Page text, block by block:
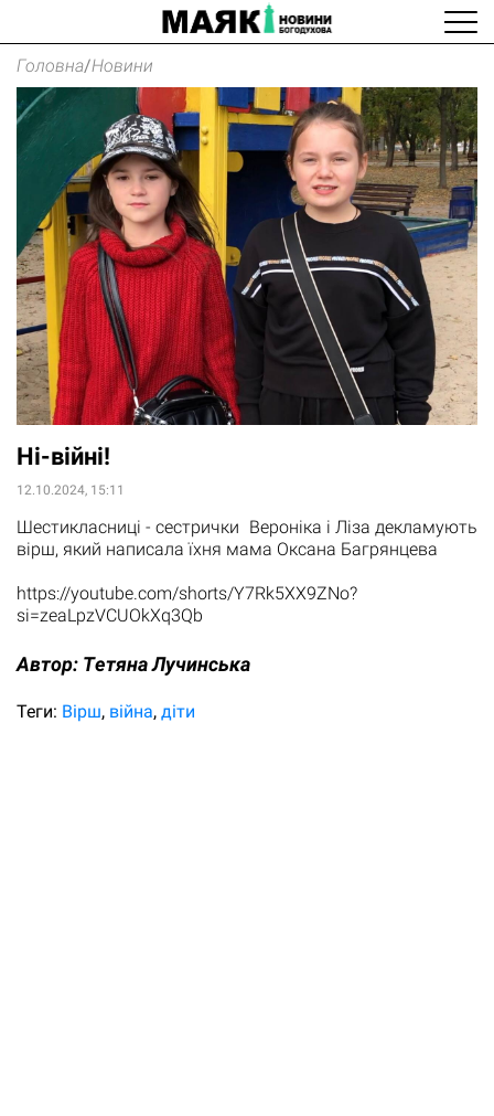
Головна/Новини
Ні-війні!
12.10.2024, 15:11
Шестикласниці - сестрички Вероніка і Ліза декламують
вірш, який написала їхня мама Оксана Багрянцева
https://youtube.com/shorts/Y7Rk5XX9ZNo?
si=zeaLpzVCUOkXq3Qb
Автор: Tетяна Лучинська
Теги: Вірш війна діти